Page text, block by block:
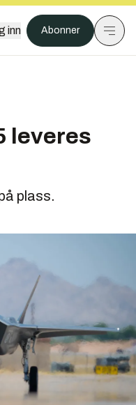
inn Abonner
leveres
plass.